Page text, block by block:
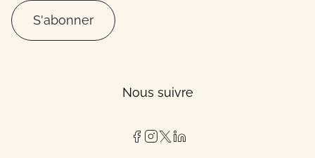
S'abonner
Nous suivre